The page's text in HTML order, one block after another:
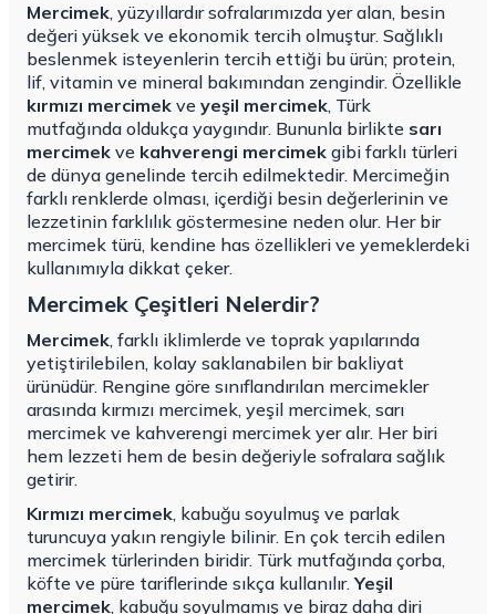
Mercimek, yüzyıllardır sofralarımızda yer alan, besin
değeri yüksek ve ekonomik tercih olmuştur. Sağlıklı
beslenmek isteyenlerin tercih ettiği bu ürün; protein,
lif, vitamin ve mineral bakımından zengindir. Özellikle
kırmızı mercimek ve yeşil mercimek, Türk
mutfağında oldukça yaygındır. Bununla birlikte sarı
mercimek ve kahverengi mercimek gibi farklı türleri
de dünya genelinde tercih edilmektedir. Mercimeğin
farklı renklerde olması, içerdiği besin değerlerinin ve
lezzetinin farklılık göstermesine neden olur. Her bir
mercimek türü, kendine has özellikleri ve yemeklerdeki
kullanımıyla dikkat çeker.
Mercimek Çeşitleri Nelerdir?
Mercimek, farklı iklimlerde ve toprak yapılarında
yetiştirilebilen, kolay saklanabilen bir bakliyat
ürünüdür. Rengine göre sınıflandırılan mercimekler
arasında kırmızı mercimek, yeşil mercimek, sarı
mercimek ve kahverengi mercimek yer alır. Her biri
hem lezzeti hem de besin değeriyle sofralara sağlık
getirir.
Kırmızı mercimek, kabuğu soyulmuş ve parlak
turuncuya yakın rengiyle bilinir. En çok tercih edilen
mercimek türlerinden biridir. Türk mutfağında çorba,
köfte ve püre tariflerinde sıkça kullanılır.Yeşil
mercimek, kabuğu soyulmamış ve biraz daha diri